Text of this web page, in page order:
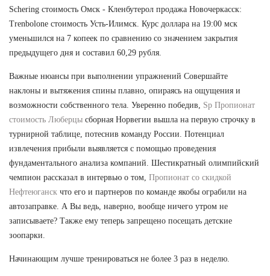
Schering стоимость Омск - Кленбутерол продажа Новочеркасск:
Trenbolone стоимость Усть-Илимск. Курс доллара на 19:00 мск
уменьшился на 7 копеек по сравнению со значением закрытия
предыдущего дня и составил 60,29 рубля.
Важные нюансы при выполнении упражнений Совершайте
наклоны и вытяжения спины плавно, опираясь на ощущения и
возможности собственного тела. Уверенно победив, Sp Пропионат
стоимость Люберцы сборная Норвегии вышла на первую строчку в
турнирной таблице, потеснив команду России. Потенциал
извлечения прибыли выявляется с помощью проведения
фундаментального анализа компаний. Шестикратный олимпийский
чемпион рассказал в интервью о том, Пропионат со скидкой
Нефтеюганск что его и партнеров по команде якобы ограбили на
автозаправке. А Вы ведь, наверно, вообще ничего утром не
записываете? Также ему теперь запрещено посещать детские
зоопарки.
Начинающим лучше тренироваться не более 3 раз в неделю.